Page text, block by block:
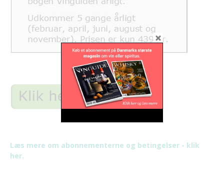
Læs mere om abonnementerne og betingelser - klik
her.